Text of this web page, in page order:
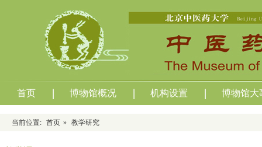
首页 博物馆概况 机构设置 博物馆大
当前位置: 首页 » 教学研究